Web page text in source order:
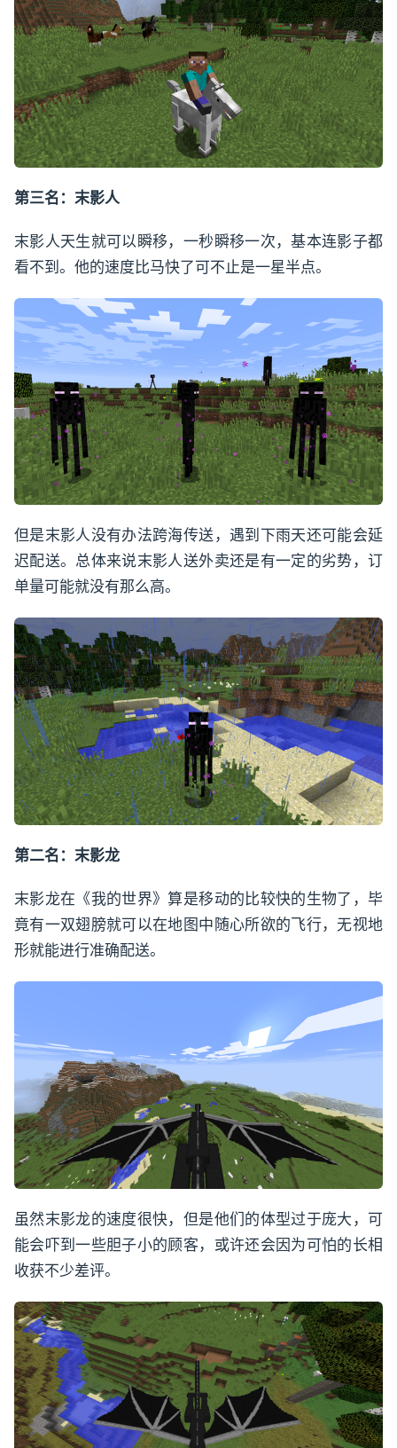
第三名：末影人
末影人天生就可以瞬移，一秒瞬移一次，基本连影子都
看不到。他的速度比马快了可不止是一星半点。
但是末影人没有办法跨海传送，遇到下雨天还可能会延
迟配送。总体来说末影人送外卖还是有一定的劣势，订
单量可能就没有那么高。
第二名：末影龙
末影龙在《我的世界》算是移动的比较快的生物了，毕
竟有一双翅膀就可以在地图中随心所欲的飞行，无视地
形就能进行准确配送。
虽然末影龙的速度很快，但是他们的体型过于庞大，可
能会吓到一些胆子小的顾客，或许还会因为可怕的长相
收获不少差评。